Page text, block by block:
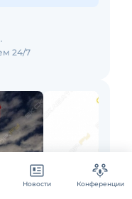
24/7
Новости Конференции